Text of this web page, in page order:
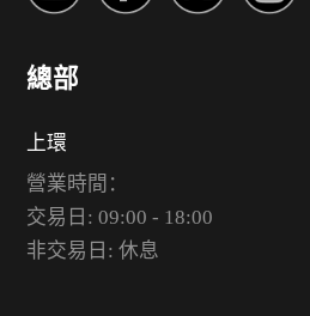
總部
上環
營業時間：
交易日: 09:00 - 18:00
非交易日: 休息